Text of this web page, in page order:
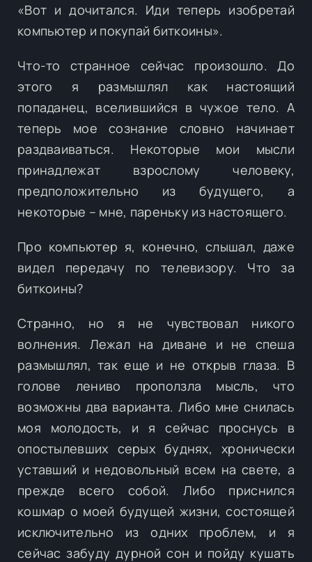
«Вот и дочитался. Иди теперь изобретай
компьютер и покупай биткоины».
Что-то странное сейчас произошло. До
этого я размышлял как настоящий
попаданец, вселившийся в чужое тело. А
теперь мое сознание словно начинает
раздваиваться. Некоторые мои мысли
принадлежат взрослому человеку,
предположительно из будущего, а
некоторые – мне, пареньку из настоящего.
Про компьютер я, конечно, слышал, даже
видел передачу по телевизору. Что за
биткоины?
Странно, но я не чувствовал никого
волнения. Лежал на диване и не спеша
размышлял, так еще и не открыв глаза. В
голове лениво проползла мысль, что
возможны два варианта. Либо мне снилась
моя молодость, и я сейчас проснусь в
опостылевших серых буднях, хронически
уставший и недовольный всем на свете, а
прежде всего собой. Либо приснился
кошмар о моей будущей жизни, состоящей
исключительно из одних проблем, и я
сейчас забуду дурной сон и пойду кушать